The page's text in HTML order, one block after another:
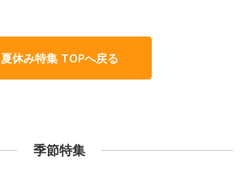
夏休み特集 TOPへ戻る
季節特集